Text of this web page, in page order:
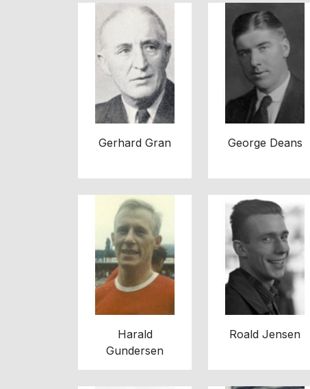
Gerhard Gran George Deans
Harald
Gundersen
Roald Jensen